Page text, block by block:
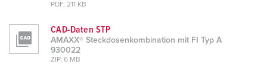
PDF, 211 KB
CAD-Daten STP
AMAXX® Steckdosenkombination mit FI Typ A
930022
ZIP, 6 MB